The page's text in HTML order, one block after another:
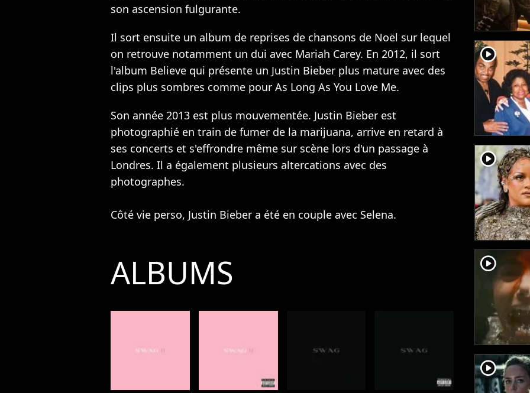
son ascension fulgurante.
Il sort ensuite un album de reprises de chansons de Noël sur lequel
on retrouve notamment un dui avec Mariah Carey. En 2012, il sort
l'album Believe qui présente un Justin Bieber plus mature avec des
clips plus sombres comme pour As Long As You Love Me.
Son année 2013 est plus mouvementée. Justin Bieber est
photographié en train de fumer de la marijuana, arrive en retard à
ses concerts et s'effrondre même sur scène lors d'un passage à
Londres. Il a également plusieurs altercations avec des
photographes.
Côté vie perso, Justin Bieber a été en couple avec Selena.
ALBUMS
player2
player2
player2
player2